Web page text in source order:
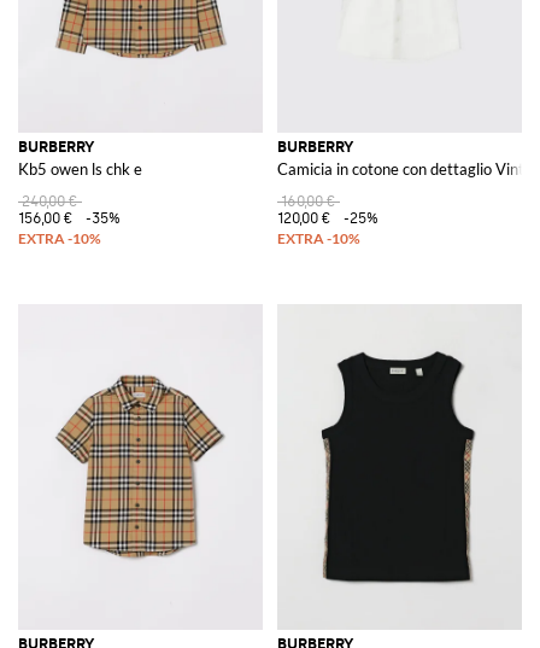
BURBERRY
Kb5 owen ls chk e
240,00 €
156,00 €
-35%
BURBERRY
Camicia in cotone con dettaglio
160,00 €
120,00 €
-25%
BURBERRY BURBERRY